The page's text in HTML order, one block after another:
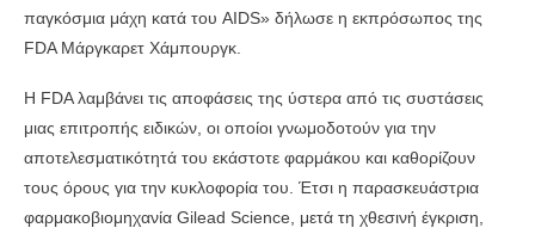
παγκόσμια μάχη κατά του AIDS» δήλωσε η εκπρόσωπος της
FDA Mάργκαρετ Χάμπουργκ.
Η FDA λαμβάνει τις αποφάσεις της ύστερα από τις συστάσεις
μιας επιτροπής ειδικών, οι οποίοι γνωμοδοτούν για την
αποτελεσματικότητά του εκάστοτε φαρμάκου και καθορίζουν
τους όρους για την κυκλοφορία του. Έτσι η παρασκευάστρια
φαρμακοβιομηχανία Gilead Science, μετά τη χθεσινή έγκριση,